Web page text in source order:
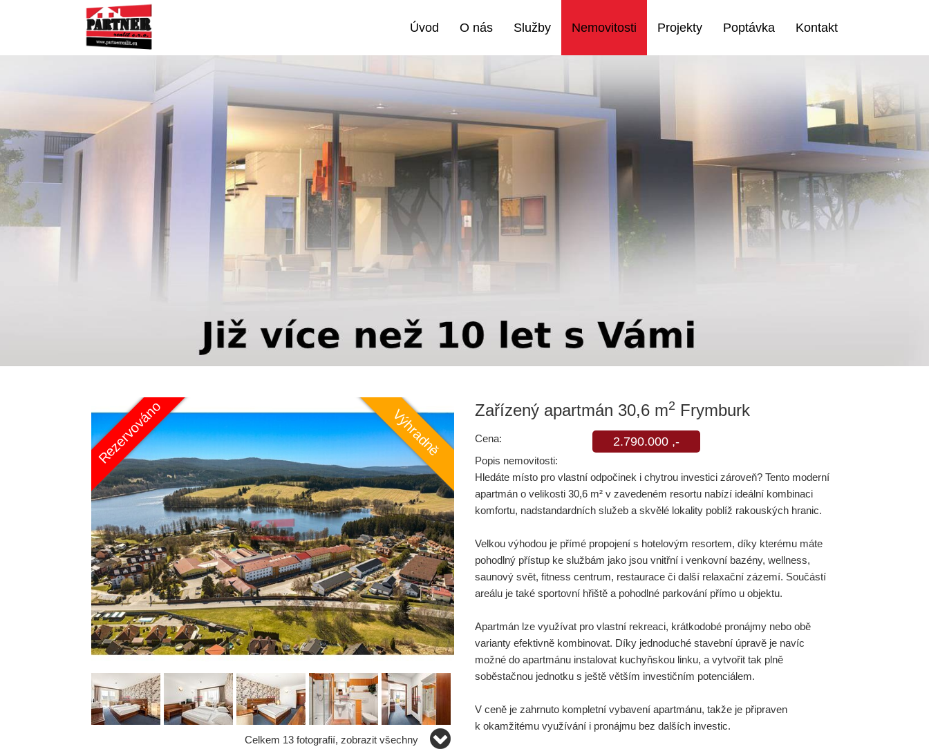
Úvod O nás Služby Nemovitosti Projekty Poptávka Kontakt
Celkem 13 fotografií, zobrazit všechny
Zařízený apartmán 30,6 m2 Frymburk
Cena: 2.790.000 ,-
Popis nemovitosti:
Hledáte místo pro vlastní odpočinek i chytrou investici zároveň? Tento moderní
apartmán o velikosti 30,6 m² v zavedeném resortu nabízí ideální kombinaci
komfortu, nadstandardních služeb a skvělé lokality poblíž rakouských hranic.
Velkou výhodou je přímé propojení s hotelovým resortem, díky kterému máte
pohodlný přístup ke službám jako jsou vnitřní i venkovní bazény, wellness,
saunový svět, fitness centrum, restaurace či další relaxační zázemí. Součástí
areálu je také sportovní hřiště a pohodlné parkování přímo u objektu.
Apartmán lze využívat pro vlastní rekreaci, krátkodobé pronájmy nebo obě
varianty efektivně kombinovat. Díky jednoduché stavební úpravě je navíc
možné do apartmánu instalovat kuchyňskou linku, a vytvořit tak plně
soběstačnou jednotku s ještě větším investičním potenciálem.
V ceně je zahrnuto kompletní vybavení apartmánu, takže je připraven
k okamžitému využívání i pronájmu bez dalších investic.